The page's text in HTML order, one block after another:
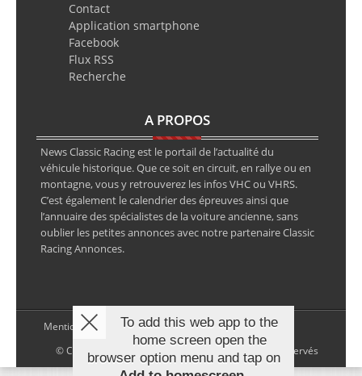
Contact
Application smartphone
Facebook
Flux RSS
Recherche
A PROPOS
News Classic Racing est le portail de l’actualité du
véhicule historique. Que ce soit en circuit, en rallye ou en
montagne, vous y retrouverez les infos VHC ou VHRS.
C’est également le calendrier des épreuves ainsi que
l’annuaire des spécialistes de la voiture ancienne, sans
oublier les petites annonces avec notre partenaire Classic
Racing Annonces.
Mentions légales
© Copyright 2026 NewsClassicRacing, tous droits réservés
To add this web app to the
home screen open the
browser option menu and tap on